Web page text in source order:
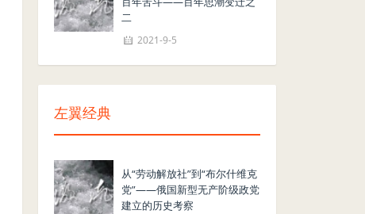
二
2021-9-5
左翼经典
从“劳动解放社”到“布尔什维克
党”——俄国新型无产阶级政党
建立的历史考察